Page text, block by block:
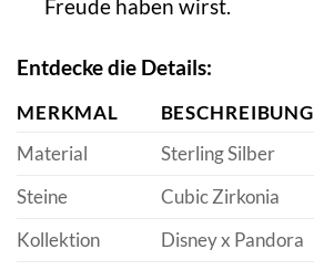
Freude haben wirst.
Entdecke die Details:
MERKMAL
BESCHREIBUNG
Material
Sterling Silber
Steine
Cubic Zirkonia
Kollektion
Disney x Pandora